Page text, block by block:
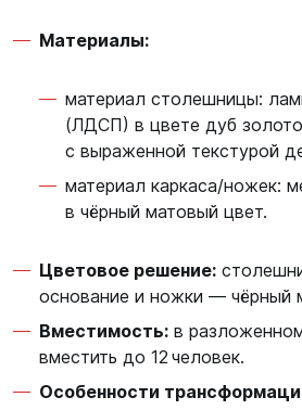
Материалы:
материал столешницы:
(ЛДСП) в цвете дуб
с выраженной текстурой
материал каркаса/ножек:
в чёрный матовый цвет.
Цветовое решение:
основание и ножки — чёрный
Вместимость: в
вместить до 12 человек.
Особенности